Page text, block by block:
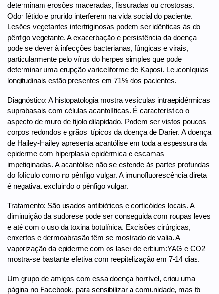
determinam erosões maceradas, fissuradas ou crostosas.
Odor fétido e prurido interferem na vida social do paciente.
Lesões vegetantes intertriginosas podem ser idênticas às do
pênfigo vegetante. A exacerbação e persistência da doença
pode se dever à infecções bacterianas, fúngicas e virais,
particularmente pelo vírus do herpes simples que pode
determinar uma erupção variceliforme de Kaposi. Leuconíquias
longitudinais estão presentes em 71% dos pacientes.
Diagnóstico: A histopatologia mostra vesículas intraepidérmicas
suprabasais com células acantolíticas. É característico o
aspecto de muro de tijolo dilapidado. Podem ser vistos poucos
corpos redondos e grãos, típicos da doença de Darier. A doença
de Hailey-Hailey apresenta acantólise em toda a espessura da
epiderme com hiperplasia epidérmica e escamas
impetiginadas. A acantólise não se estende às partes profundas
do folículo como no pênfigo vulgar. A imunofluorescência direta
é negativa, excluindo o pênfigo vulgar.
Tratamento: São usados antibióticos e corticóides locais. A
diminuição da sudorese pode ser conseguida com roupas leves
e até com o uso da toxina botulínica. Excisões cirúrgicas,
enxertos e dermoabrasão têm se mostrado de valia. A
vaporização da epiderme com os laser de erbium:YAG e CO2
mostra-se bastante efetiva com reepitelização em 7-14 dias.
Um grupo de amigos com essa doença horrível, criou uma
página no Facebook, para sensibilizar a comunidade, mas tb